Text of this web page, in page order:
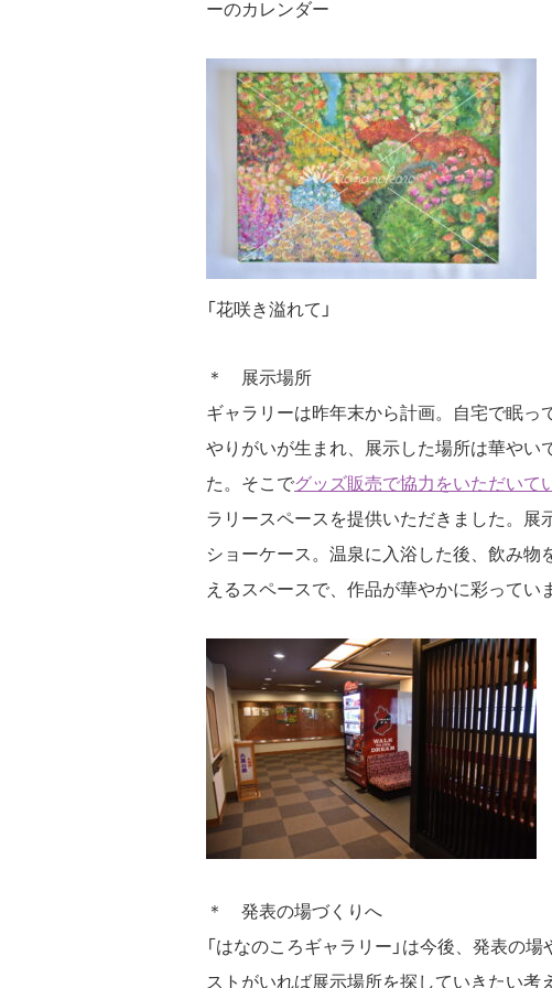
ーのカレンダー
「花咲き溢れて」
＊ 展示場所
ギャラリーは昨年末から計画。自宅で眠
やりがいが生まれ、展示した場所は華や
た。そこでグッズ販売で協力をいただいて
ラリースペースを提供いただきました。展
ショーケース。温泉に入浴した後、飲み
えるスペースで、作品が華やかに彩ってい
＊ 発表の場づくりへ
「はなのころギャラリー」は今後、発表の
ストがいれば展示場所を探していきたい考